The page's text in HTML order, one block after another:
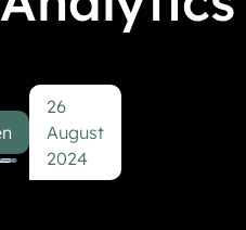
26
August
2024